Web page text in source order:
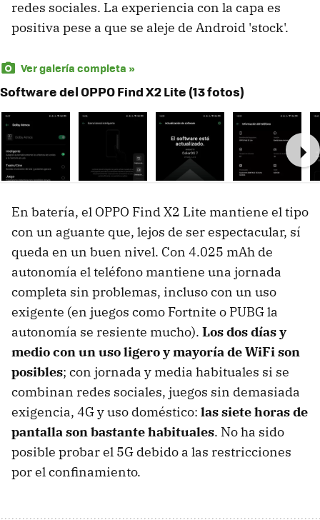
redes sociales. La experiencia con la capa es
positiva pese a que se aleje de Android 'stock'.
Ver galería completa »
Software del OPPO Find X2 Lite (13 fotos)
En batería, el OPPO Find X2 Lite mantiene el tipo
con un aguante que, lejos de ser espectacular, sí
queda en un buen nivel. Con 4.025 mAh de
autonomía el teléfono mantiene una jornada
completa sin problemas, incluso con un uso
exigente (en juegos como Fortnite o PUBG la
autonomía se resiente mucho). Los dos días y
medio con un uso ligero y mayoría de WiFi son
posibles; con jornada y media habituales si se
combinan redes sociales, juegos sin demasiada
exigencia, 4G y uso doméstico: las siete horas de
pantalla son bastante habituales. No ha sido
posible probar el 5G debido a las restricciones
por el confinamiento.